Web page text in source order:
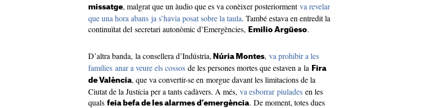
missatge, malgrat que un àudio que es va conèixer posteriormentva revelar
que una hora abans ja s’havia posat sobre la taula. També estava en entredit la
continuïtat del secretari autonòmic d’Emergències,
Emilio Argüeso.
D’altra banda, la consellera d’Indústria, Núria Montes, va prohibir a les
famílies anar a veure els cossos de les persones mortes que estaven a la
Fira
de València, que va convertir-se en morgue davant les limitacions de la
Ciutat de la Justícia per a tants cadàvers. A més, va esborrar piulades en les
quals feia befa de les alarmes d’emergència. De moment, totes dues